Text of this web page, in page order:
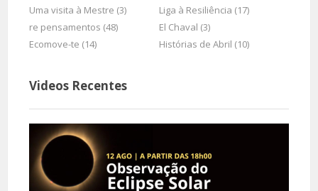
Uma visita à Mestre (3)
Liga à Resiliência (17)
re pensamentos (48)
El Chaval (3)
Ecomove-te (14)
Histórias de Abril (10)
Videos Recentes